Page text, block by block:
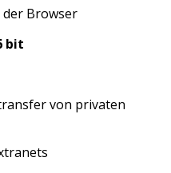
der Browser
bit
von privaten